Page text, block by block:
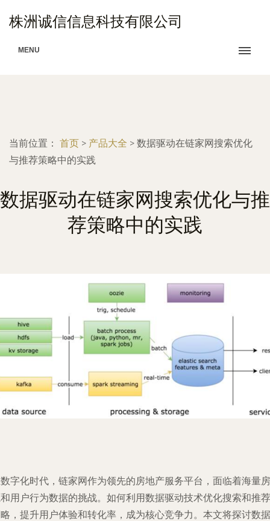
株洲诚信信息科技有限公司
MENU
当前位置： 首页 > 产品大全 > 数据驱动在链家网搜索优化
与推荐策略中的实践
数据驱动在链家网搜索优化与推
荐策略中的实践
字化时代，链家网作为领先的房地产服务平台，面临着海量房
用户行为数据的挑战。如何利用数据驱动技术优化搜索和推荐
，提升用户体验和转化率，成为核心竞争力。本文将探讨数据